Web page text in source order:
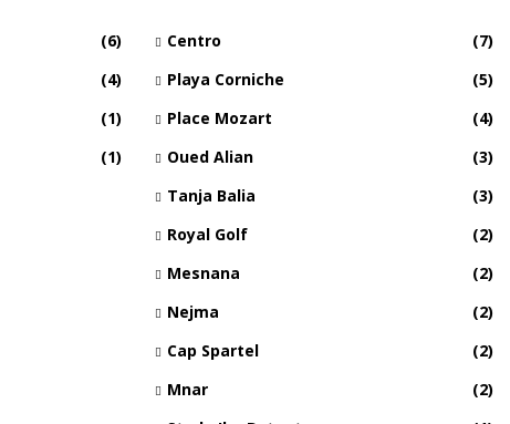
(6)
(4)
(1)
(1)
Centro
(7)
Playa Corniche
(5)
Place Mozart
(4)
Oued Alian
(3)
Tanja Balia
(3)
Royal Golf
(2)
Mesnana
(2)
Nejma
(2)
Cap Spartel
(2)
Mnar
(2)